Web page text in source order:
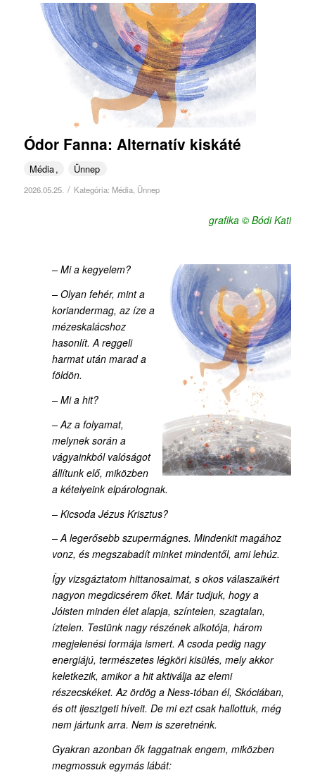
Ódor Fanna: Alternatív kiskáté
Média Ünnep
2026.05.25. / Kategória: Média, Ünnep
grafika © Bódi Kati
– Mi a kegyelem?
– Olyan fehér, mint a
koriandermag, az íze a
mézeskalácshoz
hasonlít. A reggeli
harmat után marad a
földön.
– Mi a hit?
– Az a folyamat,
melynek során a
vágyainkból valóságot
állítunk elő, miközben
a kételyeink elpárolognak.
– Kicsoda Jézus Krisztus?
– A legerősebb szupermágnes. Mindenkit magához
vonz, és megszabadít minket mindentől, ami lehúz.
Így vizsgáztatom hittanosaimat, s okos válaszaikért
nagyon megdicsérem őket. Már tudjuk, hogy a
Jóisten minden élet alapja, színtelen, szagtalan,
íztelen. Testünk nagy részének alkotója, három
megjelenési formája ismert. A csoda pedig nagy
energiájú, természetes légköri kisülés, mely akkor
keletkezik, amikor a hit aktiválja az elemi
részecskéket. Az ördög a Ness-tóban él, Skóciában,
és ott ijesztgeti híveit. De mi ezt csak hallottuk, még
nem jártunk arra. Nem is szeretnénk.
Gyakran azonban ők faggatnak engem, miközben
megmossuk egymás lábát: